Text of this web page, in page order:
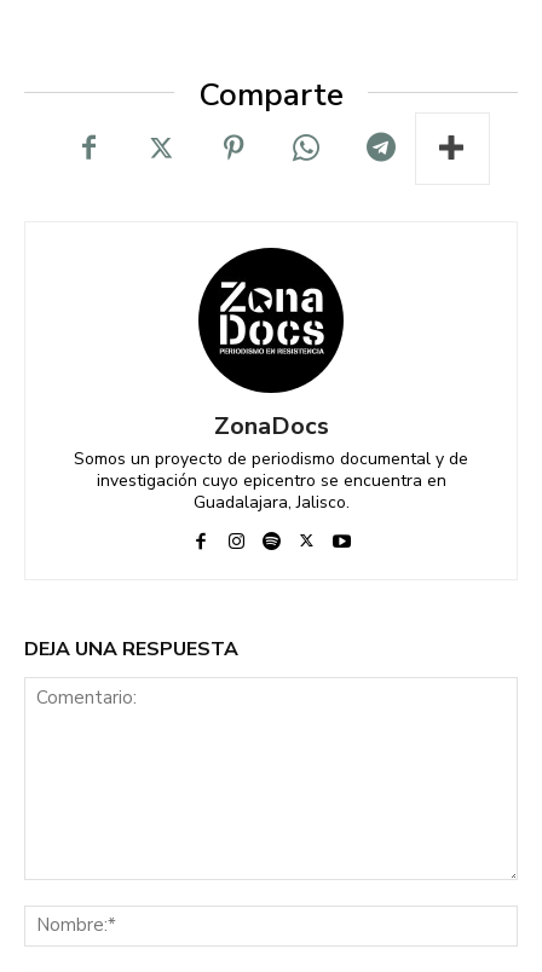
Comparte
ZonaDocs
Somos un proyecto de periodismo documental y de
investigación cuyo epicentro se encuentra en
Guadalajara, Jalisco.
DEJA UNA RESPUESTA